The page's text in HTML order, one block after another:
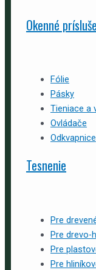
Okenné
Fólie
Pásky
Tieniace a
Ovládače
Odkvapnice
Tesnenie
Pre
Pre drevo-
Pre
Pre